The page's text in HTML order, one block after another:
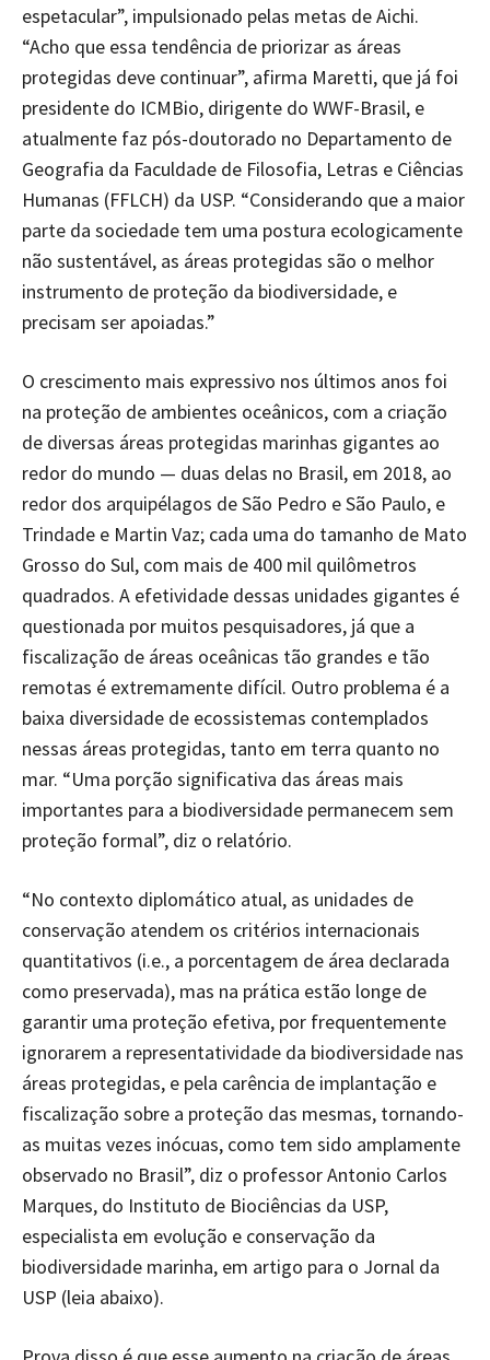
espetacular”, impulsionado pelas metas de Aichi.
“Acho que essa tendência de priorizar as áreas
protegidas deve continuar”, afirma Maretti, que já foi
presidente do ICMBio, dirigente do WWF-Brasil, e
atualmente faz pós-doutorado no Departamento de
Geografia da Faculdade de Filosofia, Letras e Ciências
Humanas (FFLCH) da USP. “Considerando que a maior
parte da sociedade tem uma postura ecologicamente
não sustentável, as áreas protegidas são o melhor
instrumento de proteção da biodiversidade, e
precisam ser apoiadas.”
O crescimento mais expressivo nos últimos anos foi
na proteção de ambientes oceânicos, com a criação
de diversas áreas protegidas marinhas gigantes ao
redor do mundo — duas delas no Brasil, em 2018, ao
redor dos arquipélagos de São Pedro e São Paulo, e
Trindade e Martin Vaz; cada uma do tamanho de Mato
Grosso do Sul, com mais de 400 mil quilômetros
quadrados. A efetividade dessas unidades gigantes é
questionada por muitos pesquisadores, já que a
fiscalização de áreas oceânicas tão grandes e tão
remotas é extremamente difícil. Outro problema é a
baixa diversidade de ecossistemas contemplados
nessas áreas protegidas, tanto em terra quanto no
mar. “Uma porção significativa das áreas mais
importantes para a biodiversidade permanecem sem
proteção formal”, diz o relatório.
“No contexto diplomático atual, as unidades de
conservação atendem os critérios internacionais
quantitativos (i.e., a porcentagem de área declarada
como preservada), mas na prática estão longe de
garantir uma proteção efetiva, por frequentemente
ignorarem a representatividade da biodiversidade nas
áreas protegidas, e pela carência de implantação e
fiscalização sobre a proteção das mesmas, tornando-
as muitas vezes inócuas, como tem sido amplamente
observado no Brasil”, diz o professor Antonio Carlos
Marques, do Instituto de Biociências da USP,
especialista em evolução e conservação da
biodiversidade marinha, em artigo para o Jornal da
USP (leia abaixo).